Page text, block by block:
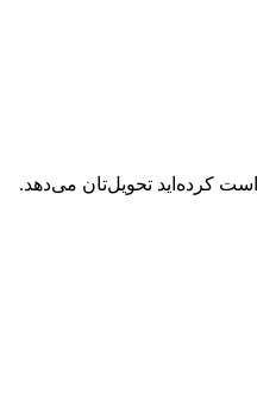
کرده‌اید تحویل‌تان می‌دهد.